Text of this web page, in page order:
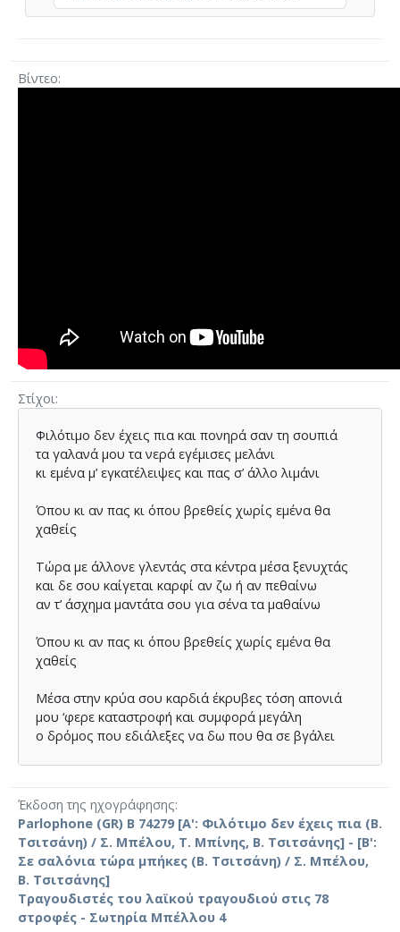
Βίντεο
Στίχοι
Φιλότιµο δεν έχεις πια και πονηρά σαν τη σουπιά
τα γαλανά μου τα νερά εγέµισες µελάνι
κι εµένα µ’ εγκατέλειψες και πας σ’ άλλο λιµάνι
Όπου κι αν πας κι όπου βρεθείς χωρίς εµένα θα
χαθείς
Τώρα µε άλλονε γλεντάς στα κέντρα µέσα ξενυχτάς
και δε σου καίγεται καρφί αν ζω ή αν πεθαίνω
αν τ’ άσχηµα µαντάτα σου για σένα τα µαθαίνω
Όπου κι αν πας κι όπου βρεθείς χωρίς εµένα θα
χαθείς
Μέσα στην κρύα σου καρδιά έκρυβες τόση απονιά
µου ‘φερε καταστροφή και συµφορά µεγάλη
ο δρόµος που εδιάλεξες να δω που θα σε βγάλει
Έκδοση της ηχογράφησης
Parlophone (GR) B 74279 [Α': Φιλότιμο δεν έχεις πια (Β.
Τσιτσάνη) / Σ. Μπέλου, Τ. Μπίνης, Β. Τσιτσάνης] - [Β':
Σε σαλόνια τώρα μπήκες (Β. Τσιτσάνη) / Σ. Μπέλου,
Β. Τσιτσάνης]
Τραγουδιστές του λαϊκού τραγουδιού στις 78
στροφές - Σωτηρία Μπέλλου 4